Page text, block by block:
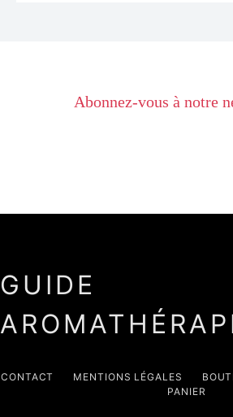
Abonnez-vous à notre
GUIDE
CONTACT MENTIONS LÉGALES
PANIER